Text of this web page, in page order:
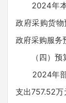
2024年本
政府采购货
政府采购服务
（四）预
2024年部
支出757.52